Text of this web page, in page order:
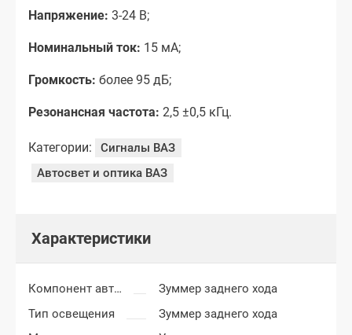
Напряжение: 3-24 В;
Номинальный ток: 15 мА;
Громкость: более 95 дБ;
Резонансная частота: 2,5 ±0,5 кГц.
Категории:
Сигналы ВАЗ
Автосвет и оптика ВАЗ
Характеристики
Компонент автоаксессуаров
Зуммер заднего хода
Тип освещения
Зуммер заднего хода